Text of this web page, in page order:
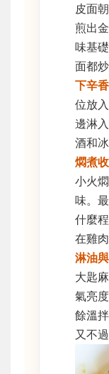
皮面
煎出
味基
面都炒
下辛
位放
邊淋
酒和冰
燜煮
小火
味。
什麼
在雞
淋油
大匙
氣亮
餘溫
又不